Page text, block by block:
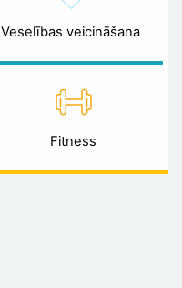
Veselības veicināšana
Fitness